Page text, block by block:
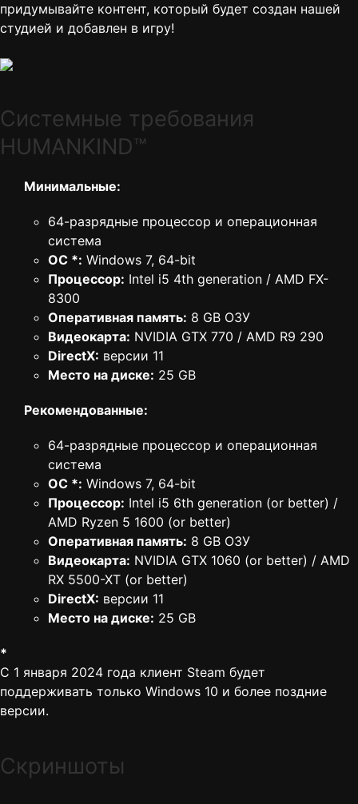
придумывайте контент, который будет создан нашей
студией и добавлен в игру!
Cистемные требования
HUMANKIND™
Минимальные:
64-разрядные процессор и операционная
система
ОС *: Windows 7, 64-bit
Процессор: Intel i5 4th generation / AMD FX-
8300
Оперативная память: 8 GB ОЗУ
Видеокарта: NVIDIA GTX 770 / AMD R9 290
DirectX: версии 11
Место на диске: 25 GB
Рекомендованные:
64-разрядные процессор и операционная
система
ОС *: Windows 7, 64-bit
Процессор: Intel i5 6th generation (or better) /
AMD Ryzen 5 1600 (or better)
Оперативная память: 8 GB ОЗУ
Видеокарта: NVIDIA GTX 1060 (or better) / AMD
RX 5500-XT (or better)
DirectX: версии 11
Место на диске: 25 GB
*
С 1 января 2024 года клиент Steam будет
поддерживать только Windows 10 и более поздние
версии.
Скриншоты